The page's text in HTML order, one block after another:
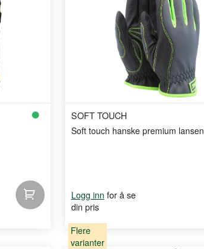
SOFT TOUCH
Soft touch hanske premium lansen
Logg inn for å se
din pris
Flere
varianter